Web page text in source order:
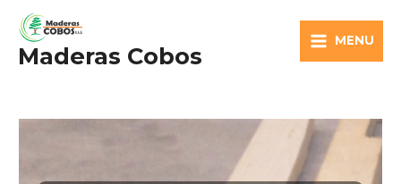
contenido
Maderas Cobos
MAIN
MENU